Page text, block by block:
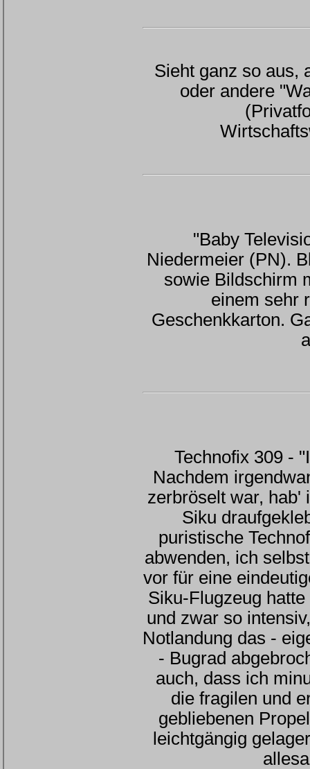
Sieht ganz so aus,
oder andere
"Baby
Niedermeier (PN).
sowie Bildschirm
einem sehr
Geschenkkarton.
Technofix 309 -
Nachdem
zerbröselt war, hab'
Siku
puristische
abwenden, ich
vor für eine
Siku-Flugzeug
und zwar so
Notlandung das -
- Bugrad
auch, dass ich
die fragilen und
gebliebenen
leichtgängig